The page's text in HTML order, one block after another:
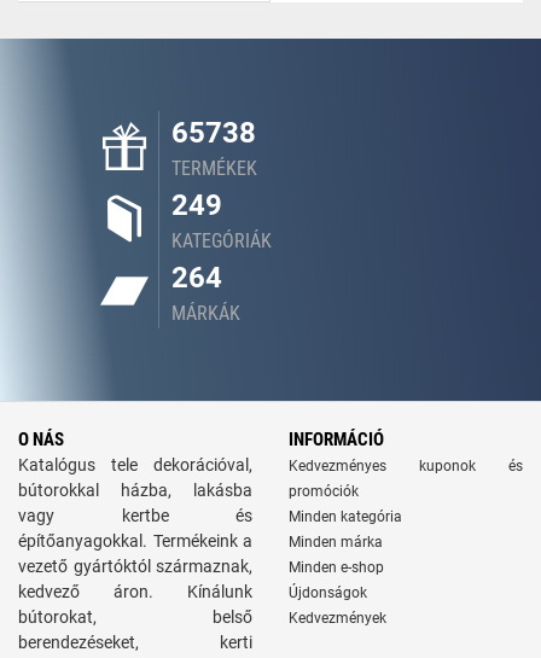
65738
TERMÉKEK
249
KATEGÓRIÁK
264
MÁRKÁK
O NÁS
Katalógus tele dekorációval,
bútorokkal házba, lakásba
vagy kertbe és
építőanyagokkal. Termékeink a
vezető gyártóktól származnak,
kedvező áron. Kínálunk
bútorokat, belső
berendezéseket, kerti
INFORMÁCIÓ
Kedvezményes kuponok és
promóciók
Minden kategória
Minden márka
Minden e-shop
Újdonságok
Kedvezmények